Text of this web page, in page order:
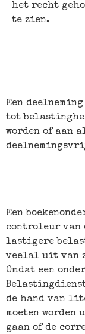
het recht
te zien.
Een
tot
worden of aan
Een
controleur van
lastigere
veelal uit van
Omdat een
de hand van
moeten
gaan of de